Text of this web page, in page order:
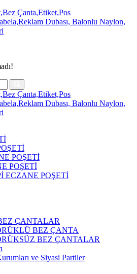
POŞETİ
POŞETİ
ECZANE POŞETİ
ÇANTALAR
BEZ ÇANTA
BEZ ÇANTALAR
ve Siyasi Partiler